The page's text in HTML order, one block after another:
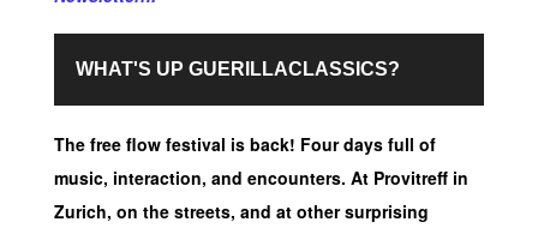
WHAT'S UP GUERILLACLASSICS?
The free flow festival is back! Four days full of
music, interaction, and encounters. At Provitreff in
Zurich, on the streets, and at other surprising